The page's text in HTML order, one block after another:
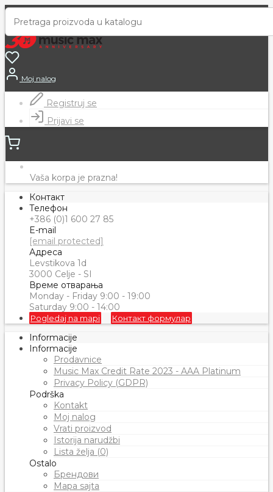
Moj nalog
Registruj se
Prijavi se
Vaša korpa je prazna!
Контакт
Телефон
+386 (0)1 600 27 85
E-mail
[email protected]
Адреса
Levstikova 1d
3000 Celje - SI
Време отварања
Monday - Friday 9:00 - 19:00
Saturday 9:00 - 14:00
Pogledaj na mapi Контакт формулар
Informacije
Informacije
Prodavnice
Music Max Credit Rate 2023 - AAA Platinum
Privacy Policy (GDPR)
Podrška
Kontakt
Moj nalog
Vrati proizvod
Istorija narudžbi
Lista želja (0)
Ostalo
Брендови
Mapa sajta